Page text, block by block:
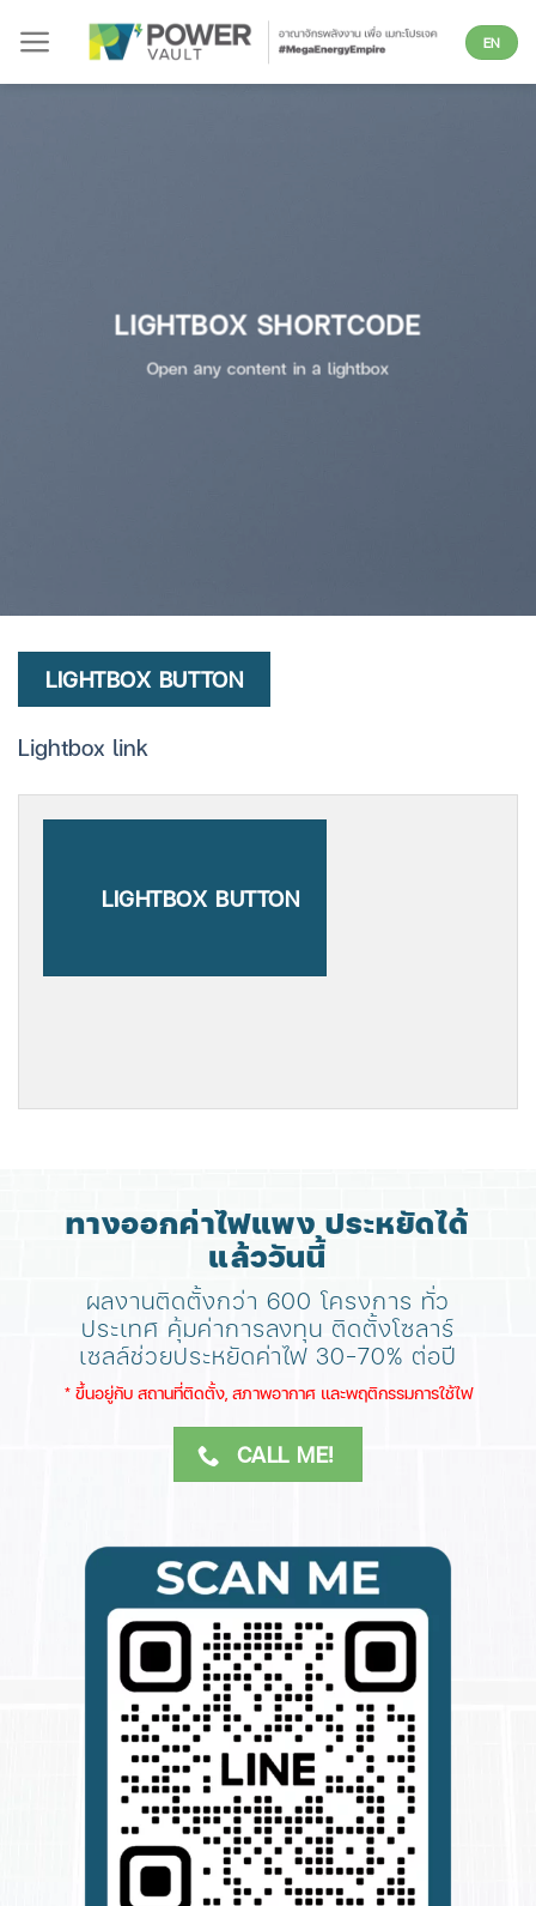
content
EN
LIGHTBOX SHORTCODE
Open any content in a lightbox
LIGHTBOX BUTTON
Lightbox link
LIGHTBOX BUTTON
ทางออกค่าไฟแพง ประหยัดได้
แล้ววันนี้
ผลงานติดตั้งกว่า 600 โครงการ ทั่ว
ประเทศ คุ้มค่าการลงทุน ติดตั้งโซลาร์
เซลล์ช่วยประหยัดค่าไฟ 30-70% ต่อปี
​* ขึ้นอยู่กับ สถานที่ติดตั้ง, สภาพอากาศ​ และพฤติกรรมการใช้ไฟ
CALL ME!